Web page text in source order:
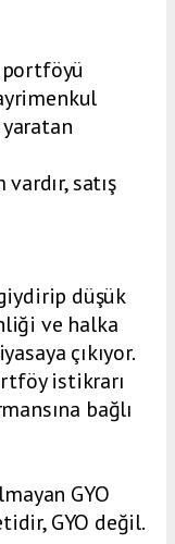
portföyü
vardır, satış
düşük
ve halka
çıkıyor.
istikrarı
bağlı
GYO
GYO değil.